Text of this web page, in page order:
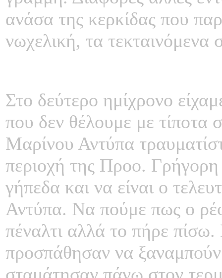
ανάσα της κερκίδας που
νωχελική, τα τεκταινόμενα
Στο δεύτερο ημίχρονο
που δεν θέλουμε με τίποτα
Μαρίνου Αντύπα
περιοχή της Προο.
γήπεδα και να είναι ο
Αντύπα. Να πούμε πως ο
πέναλτι αλλά το πήρε
προσπάθησαν να ξαναμπούν